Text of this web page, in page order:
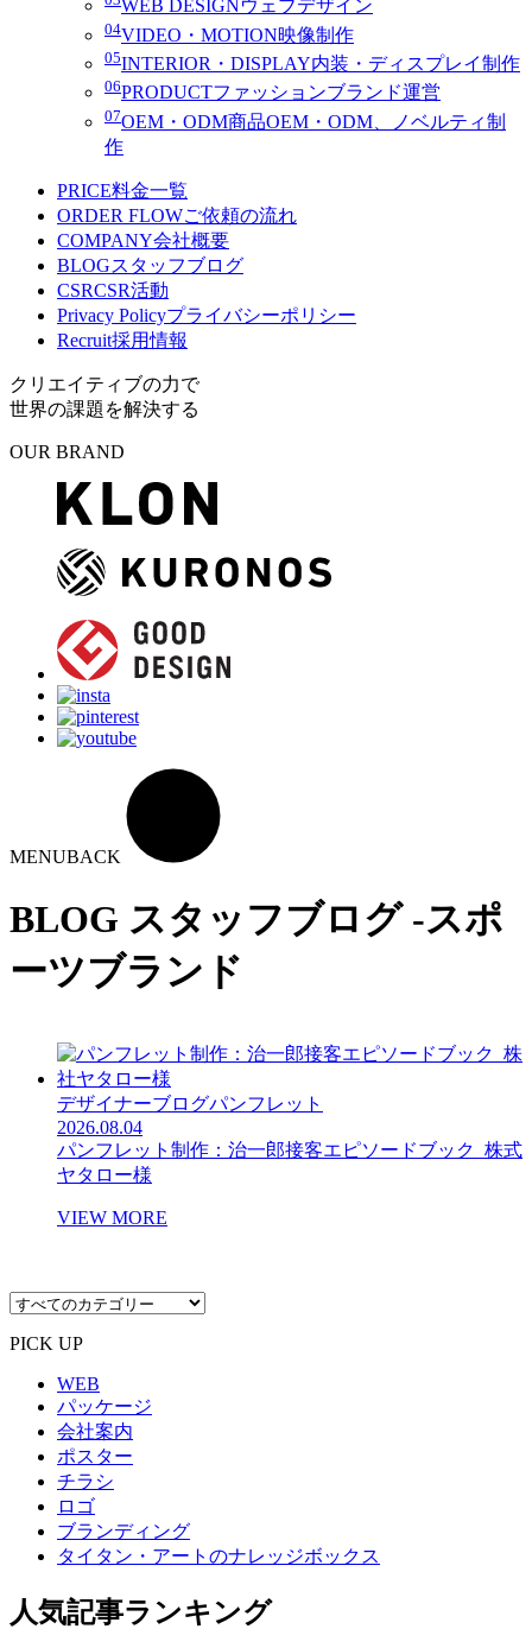
WEB DESIGN ウェブデザイン
04VIDEO・MOTION映像制作
05INTERIOR・DISPLAY内装・ディスプレイ制作
06PRODUCTファッションブランド運営
07OEM・ODM商品OEM・ODM、ノベルティ制
作
PRICE料金一覧
ORDER FLOWご依頼の流れ
COMPANY会社概要
BLOGスタッフブログ
CSRCSR活動
Privacy Policyプライバシーポリシー
Recruit採用情報
クリエイティブの力で
世界の課題を解決する
OUR BRAND
MENUBACK
BLOG スタッフブログ -スポ
ーツブランド
デザイナーブログパンフレット
2026.08.04
パンフレット制作：治一郎接客エピソードブック_株式
ヤタロー様
VIEW MORE
PICK UP
WEB
パッケージ
会社案内
ポスター
チラシ
ロゴ
ブランディング
タイタン・アートのナレッジボックス
人気記事ランキング